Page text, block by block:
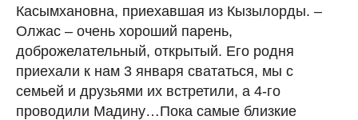
Касымхановна, приехавшая из Кызылорды. –
Олжас – очень хороший парень,
доброжелательный, открытый. Его родня
приехали к нам 3 января свататься, мы с
семьей и друзьями их встретили, а 4-го
проводили Мадину…Пока самые близкие